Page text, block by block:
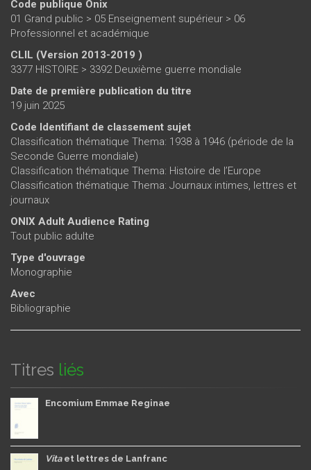
Code publique Onix
01 Grand public > 05 Enseignement supérieur > 06
Professionnel et académique
CLIL (Version 2013-2019 )
3377 HISTOIRE > 3392 Deuxième guerre mondiale
Date de première publication du titre
19 juin 2025
Code Identifiant de classement sujet
Classification thématique Thema: 1938 à 1946 (période de la
Seconde Guerre mondiale)
Classification thématique Thema: Histoire de l’Europe
Classification thématique Thema: Journaux intimes, lettres et
journaux
ONIX Adult Audience Rating
Tout public adulte
Type d'ouvrage
Monographie
Avec
Bibliographie
Titres liés
Encomium Emmae Reginae
Vitaet lettres de Lanfranc